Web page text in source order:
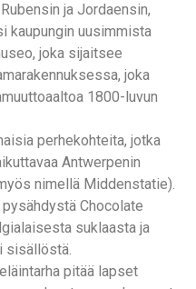
ja Jordaensin,
kaupungin uusimmista
joka sijaitsee
joka
1800-luvun
perhekohteita, jotka
Antwerpenin
nimellä Middenstatie).
Chocolate
suklaasta ja
sisällöstä.
pitää lapset